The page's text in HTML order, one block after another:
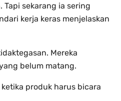
Tapi sekarang ia sering
kerja keras menjelaskan
Mereka
belum matang.
produk harus bicara